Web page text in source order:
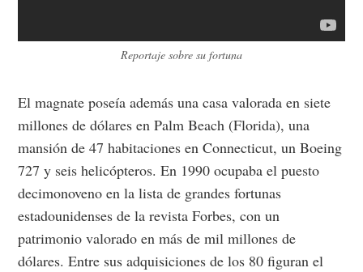
Reportaje sobre su fortuna
El magnate poseía además una casa valorada en siete
millones de dólares en Palm Beach (Florida), una
mansión de 47 habitaciones en Connecticut, un Boeing
727 y seis helicópteros. En 1990 ocupaba el puesto
decimonoveno en la lista de grandes fortunas
estadounidenses de la revista Forbes, con un
patrimonio valorado en más de mil millones de
dólares. Entre sus adquisiciones de los 80 figuran el